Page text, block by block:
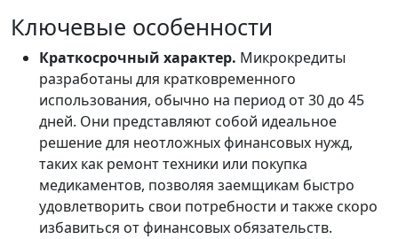
Ключевые особенности
Краткосрочный характер. Микрокредиты
разработаны для кратковременного
использования, обычно на период от 30 до 45
дней. Они представляют собой идеальное
решение для неотложных финансовых нужд,
таких как ремонт техники или покупка
медикаментов, позволяя заемщикам быстро
удовлетворить свои потребности и также скоро
избавиться от финансовых обязательств.